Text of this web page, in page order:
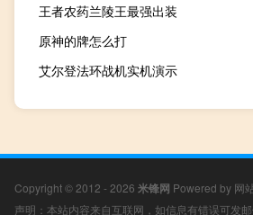
王者农药兰陵王最强出装
原神的牌怎么打
艾尔登法环战机实机演示
Copyright © 2012 - 2026 米锋网 Powered by 网
声明：本站内容来自互联网，如信息有错误可发